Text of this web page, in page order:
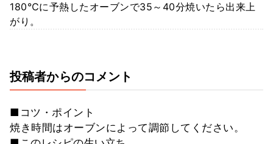
180℃に予熱したオーブンで35～40分焼いたら出来上
がり。
投稿者からのコメント
■コツ・ポイント
焼き時間はオーブンによって調節してください。